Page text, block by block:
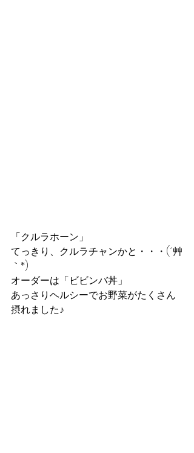
「クルラホーン」
てっきり、クルラチャンかと・・・(´艸
｀*)
オーダーは「ビビンバ丼」
あっさりヘルシーでお野菜がたくさん
摂れました♪